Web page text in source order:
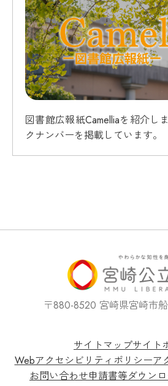
図書館広報紙Camelliaを紹介し
クナンバーを掲載しています。
〒880-8520 宮崎県宮崎市
サイトマップサイト
Webアクセシビリティポリシーア
お問い合わせ申請書等ダウン